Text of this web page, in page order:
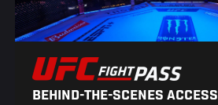
BEHIND-THE-SCENES ACCESS